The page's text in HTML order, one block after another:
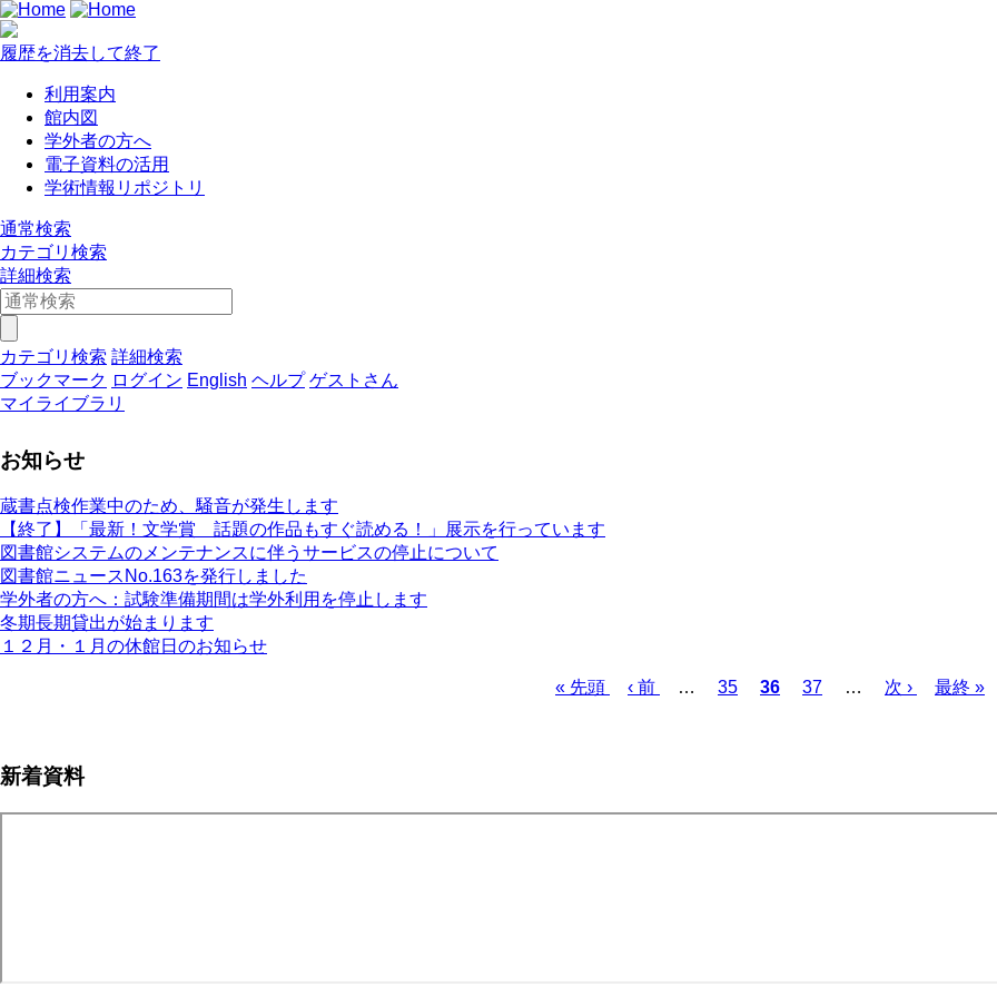
履歴を消去して終了
利用案内
館内図
学外者の方へ
電子資料の活用
学術情報リポジトリ
通常検索
カテゴリ検索
詳細検索
カテゴリ検索 詳細検索
ブックマーク ログイン English ヘルプ ゲストさん
マイライブラリ
お知らせ
蔵書点検作業中のため、騒音が発生します
【終了】「最新！文学賞 話題の作品もすぐ読める！」展示を行っています
図書館システムのメンテナンスに伴うサービスの停止について
図書館ニュースNo.163を発行しました
学外者の方へ：試験準備期間は学外利用を停止します
冬期長期貸出が始まります
１２月・１月の休館日のお知らせ
送
先
« 先頭
前
‹ 前 …
ペ
35
カ
36
ペ
37 …
次
次 ›
最
最終 »
新着資料